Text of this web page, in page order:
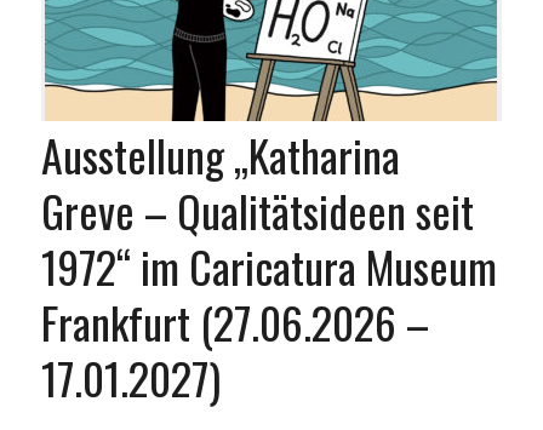
Ausstellung „Katharina
Greve – Qualitätsideen seit
1972“ im Caricatura Museum
Frankfurt (27.06.2026 –
17.01.2027)